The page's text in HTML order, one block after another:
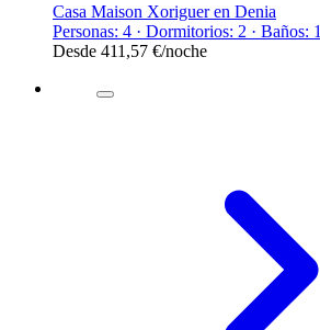
Casa Maison Xoriguer en Denia
Personas: 4 · Dormitorios: 2 · Baños: 1
Desde 411,57 €/noche